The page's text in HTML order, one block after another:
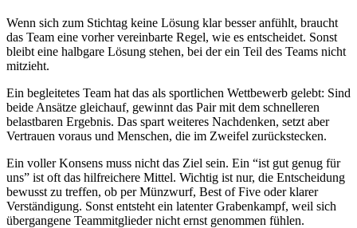
Wenn sich zum Stichtag keine Lösung klar besser anfühlt, braucht
das Team eine vorher vereinbarte Regel, wie es entscheidet. Sonst
bleibt eine halbgare Lösung stehen, bei der ein Teil des Teams nicht
mitzieht.
Ein begleitetes Team hat das als sportlichen Wettbewerb gelebt: Sind
beide Ansätze gleichauf, gewinnt das Pair mit dem schnelleren
belastbaren Ergebnis. Das spart weiteres Nachdenken, setzt aber
Vertrauen voraus und Menschen, die im Zweifel zurückstecken.
Ein voller Konsens muss nicht das Ziel sein. Ein “ist gut genug für
uns” ist oft das hilfreichere Mittel. Wichtig ist nur, die Entscheidung
bewusst zu treffen, ob per Münzwurf, Best of Five oder klarer
Verständigung. Sonst entsteht ein latenter Grabenkampf, weil sich
übergangene Teammitglieder nicht ernst genommen fühlen.